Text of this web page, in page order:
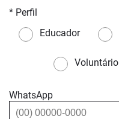
* Perfil
Educador
Voluntário
WhatsApp